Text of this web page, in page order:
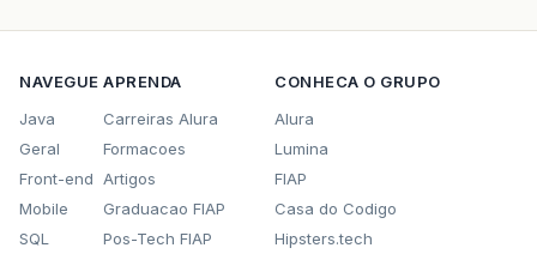
NAVEGUE
Java
Geral
Front-end
Mobile
SQL
APRENDA
Carreiras Alura
Formacoes
Artigos
Graduacao FIAP
Pos-Tech FIAP
CONHECA O GRUPO
Alura
Lumina
FIAP
Casa do Codigo
Hipsters.tech